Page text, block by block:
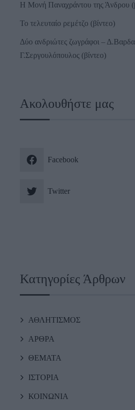
Η Μονή Παναχράντου της Άνδρου
Το τελευταίο ρεμέτζο (βίντεο)
Δύο ανδριώτες ζωγράφοι –
Γ.Σεργουλόπουλος (βίντεο)
Ακολουθήστε μας
Facebook
Twitter
Κατηγορίες Άρθρων
ΑΘΛΗΤΙΣΜΟΣ
ΑΡΘΡΑ
ΘΕΜΑΤΑ
ΙΣΤΟΡΙΑ
ΚΟΙΝΩΝΙΑ